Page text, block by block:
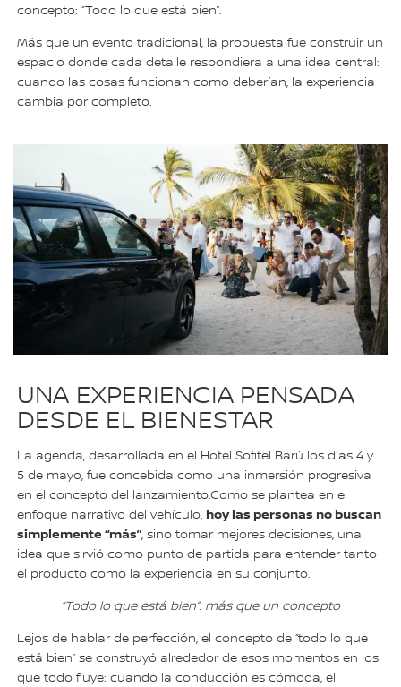
concepto: “Todo lo que está bien”.
Más que un evento tradicional, la propuesta fue construir un
espacio donde cada detalle respondiera a una idea central:
cuando las cosas funcionan como deberían, la experiencia
cambia por completo.
UNA EXPERIENCIA PENSADA
DESDE EL BIENESTAR
La agenda, desarrollada en el Hotel Sofitel Barú los días 4 y
5 de mayo, fue concebida como una inmersión progresiva
en el concepto del lanzamiento.Como se plantea en el
enfoque narrativo del vehículo, hoy las personas no buscan
simplemente “más”, sino tomar mejores decisiones, una
idea que sirvió como punto de partida para entender tanto
el producto como la experiencia en su conjunto.
“Todo lo que está bien”: más que un concepto
Lejos de hablar de perfección, el concepto de “todo lo que
está bien” se construyó alrededor de esos momentos en los
que todo fluye: cuando la conducción es cómoda, el